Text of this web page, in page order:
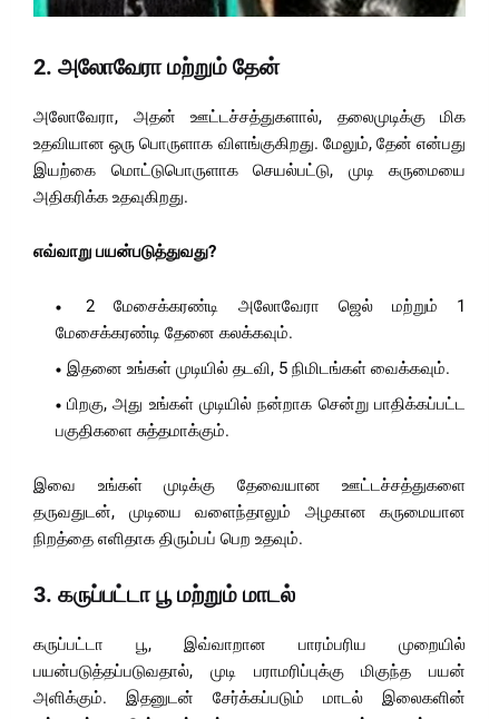
2. அலோவேரா மற்றும் தேன்
அலோவேரா, அதன் ஊட்டச்சத்துகளால், தலைமுடிக்கு மிக
உதவியான ஒரு பொருளாக விளங்குகிறது. மேலும், தேன் என்பது
இயற்கை மொட்டுபொருளாக செயல்பட்டு, முடி கருமையை
அதிகரிக்க உதவுகிறது.
எவ்வாறு பயன்படுத்துவது?
2 மேசைக்கரண்டி அலோவேரா ஜெல் மற்றும் 1
மேசைக்கரண்டி தேனை கலக்கவும்.
இதனை உங்கள் முடியில் தடவி, 5 நிமிடங்கள் வைக்கவும்.
பிறகு, அது உங்கள் முடியில் நன்றாக சென்று பாதிக்கப்பட்ட
பகுதிகளை சுத்தமாக்கும்.
இவை உங்கள் முடிக்கு தேவையான ஊட்டச்சத்துகளை
தருவதுடன், முடியை வளைந்தாலும் அழகான கருமையான
நிறத்தை எளிதாக திரும்பப் பெற உதவும்.
3. கருப்பட்டா பூ மற்றும் மாடல்
கருப்பட்டா பூ, இவ்வாறான பாரம்பரிய முறையில்
பயன்படுத்தப்படுவதால், முடி பராமரிப்புக்கு மிகுந்த பயன்
அளிக்கும். இதனுடன் சேர்க்கப்படும் மாடல் இலைகளின்